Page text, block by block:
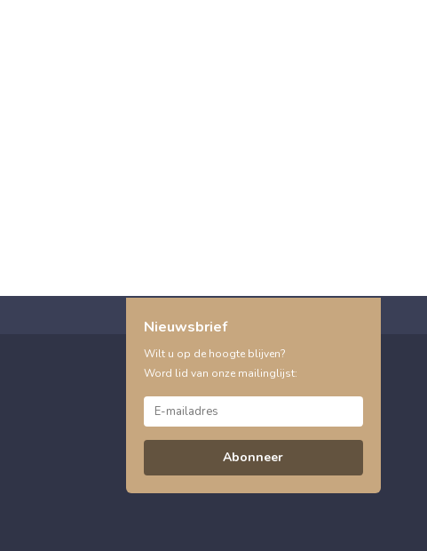
Nieuwsbrief
Wilt u op de hoogte blijven?
Word lid van onze mailinglijst:
Abonneer